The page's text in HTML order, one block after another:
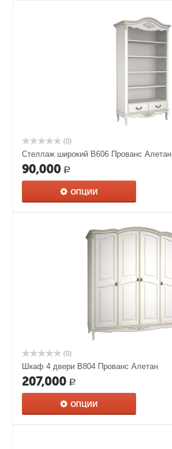
(0)
Стеллаж широкий В606 Прованс Алетан
90,000 Р
ОПЦИИ
(0)
Шкаф 4 двери В804 Прованс Алетан
207,000 Р
ОПЦИИ